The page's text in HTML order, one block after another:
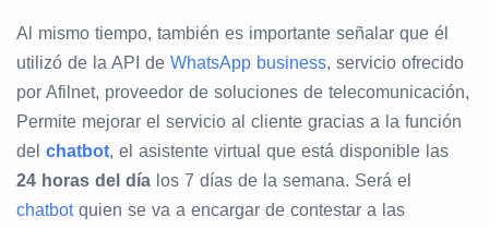
Al mismo tiempo, también es importante señalar que él
utilizó de la API de WhatsApp business, servicio ofrecido
por Afilnet, proveedor de soluciones de telecomunicación,
Permite mejorar el servicio al cliente gracias a la función
del chatbot, el asistente virtual que está disponible las
24 horas del día los 7 días de la semana. Será el
chatbotquien se va a encargar de contestar a las